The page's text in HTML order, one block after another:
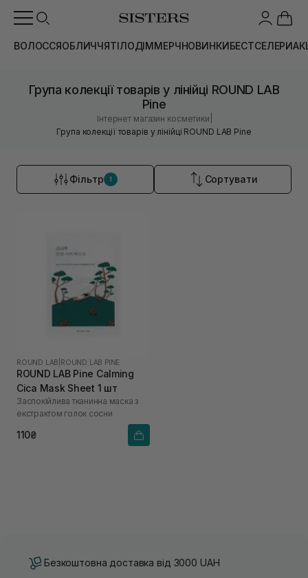
ВОЛОССЯОБЛИЧЧЯТІЛОДІММЕРЧНОВИНКИБЕСТСЕЛЕРИ
Група колекції товарів у лінійці ROUND LAB
Pine
Інтернет магазин косметики
Група колекції товарів у лінійці ROUND LAB Pine
Фільтр 1 Сортувати
ROUND LAB ROUND LAB PINE
ROUND LAB Pine Calming
Cica Mask Sheet 1 шт
Заспокійлива тканинна маска з
екстрактом голок сосни
110₴
Безкоштовна доставка від 3000 UAH